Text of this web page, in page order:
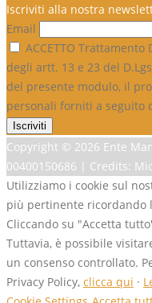
Iscriviti alla nostra
Email
ACCETTO
degli artt. 13 e 23 del
del presente modulo, il
personali forniti a seguito
Copyright © 2026 Ente
00400150686 | Credits:
Utilizziamo i cookie sul
più pertinente ricordando
Cliccando su "Accetta
Tuttavia, è possibile
un consenso controllato.
Privacy Policy, clicca qui ·